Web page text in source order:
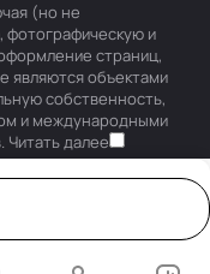
(но не
фотографическую и
страниц,
являются объектами
собственность,
и международными
Читать далее